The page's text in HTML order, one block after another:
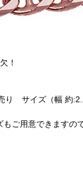
！
り サイズ（幅
ご用意できますの